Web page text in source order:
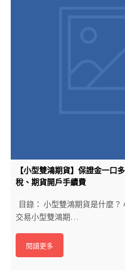
【小型雙鴻期貨】保證金一口
稅、期貨開戶手續費
目錄： 小型雙鴻期貨是什麼
交易小型雙鴻期…
閱讀更多